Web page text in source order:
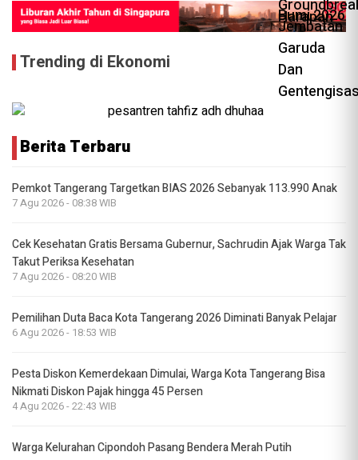
Trending di Ekonomi
Berita Terbaru
Pemkot Tangerang Targetkan BIAS 2026 Sebanyak 113.990 Anak
7 Agu 2026 - 08:38 WIB
Cek Kesehatan Gratis Bersama Gubernur, Sachrudin Ajak Warga Tak
Takut Periksa Kesehatan
7 Agu 2026 - 08:20 WIB
Pemilihan Duta Baca Kota Tangerang 2026 Diminati Banyak Pelajar
6 Agu 2026 - 18:53 WIB
Pesta Diskon Kemerdekaan Dimulai, Warga Kota Tangerang Bisa
Nikmati Diskon Pajak hingga 45 Persen
4 Agu 2026 - 22:43 WIB
Warga Kelurahan Cipondoh Pasang Bendera Merah Putih